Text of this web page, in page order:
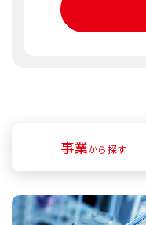
事業から探す